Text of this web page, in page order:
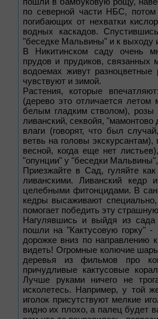
по северной части НБС,
погибающих от нехватки
водных каскадов.
"беседке Мальвины" и к выходу
В Никитинском саду очень
прудов и прудиков, связанных
водоемах живут
чувствуют и зимой.
Растения, которые
(дерево это отличается
белым гладким стволом), розы
ливанский, секвойя,
влаги (говорят, что был
ветвь на головы
весной, когда еще нет
"опунции" у "беседки
Приезжайте в Сад, гуляйте
ливанскими. Ливанский кедр
целебными фитонцидами. В
кедры высаживают специально,
помогает победить эту
Нагулявшись и выйдя из
пошли на "Кактусовую горку"
дорожке вниз по направлению
видеть! Огромные колючие
деревья из фильмов про
причудливые кактусовые
Лучше руками ничего не
исколетесь. Например, у той
иголок присутствуют мелкие
видно их плохо, а палец будет